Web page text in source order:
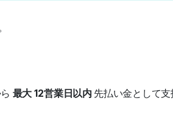
最大 12営業日以内 先払い金として支